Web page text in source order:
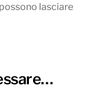
lasciare